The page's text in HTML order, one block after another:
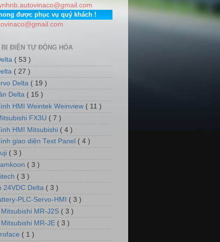
được phục vụ quý khách !
BỊ ĐIỆN TỰ ĐỘNG HÓA
( 53 )
( 27 )
Delta ( 19 )
Delta ( 15 )
HMI Weintek Weinview ( 11 )
FX3U ( 7 )
HMI Mitsubishi ( 4 )
giao diện Text Panel ( 4 )
( 3 )
( 3 )
( 3 )
24VDC Delta ( 3 )
PLC-Servo-HMI ( 3 )
MR-J2S ( 3 )
MR-JE ( 3 )
( 1 )